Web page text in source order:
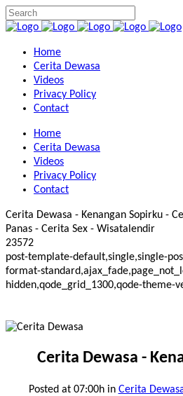
Home
Cerita Dewasa
Videos
Privacy Policy
Contact
Home
Cerita Dewasa
Videos
Privacy Policy
Contact
Cerita Dewasa - Kenangan Sopirku -
Panas - Cerita Sex - Wisatalendir
23572
post-template-default,single,single-
format-
hidden,qode_grid_1300,qode-theme-
Cerita Dewasa -
Posted at 07:00hin Cerita